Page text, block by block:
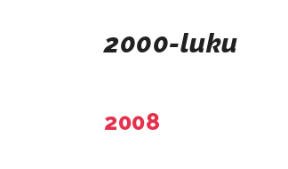
2000-luku
2008